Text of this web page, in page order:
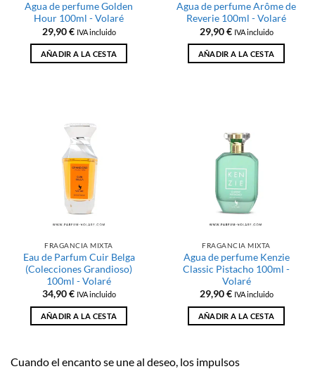
Agua de perfume Golden
Hour 100ml - Volaré
29,90€ IVA incluido
AÑADIR A LA CESTA
Agua de perfume Arôme de
Reverie 100ml - Volaré
29,90€ IVA incluido
AÑADIR A LA CESTA
FRAGANCIA MIXTA
Eau de Parfum Cuir Belga
(Colecciones Grandioso)
100ml - Volaré
34,90€ IVA incluido
AÑADIR A LA CESTA
FRAGANCIA MIXTA
Agua de perfume Kenzie
Classic Pistacho 100ml -
Volaré
29,90€ IVA incluido
AÑADIR A LA CESTA
Cuando el encanto se une al deseo, los impulsos